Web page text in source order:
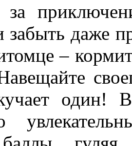
за
забыть даже
–
один!